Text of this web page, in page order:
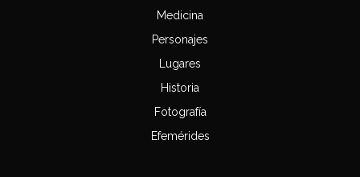
Medicina
Personajes
Lugares
Historia
Fotografía
Efemérides